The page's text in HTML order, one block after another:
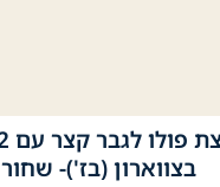
כחולבז׳
בצווארון (בז')- שחור